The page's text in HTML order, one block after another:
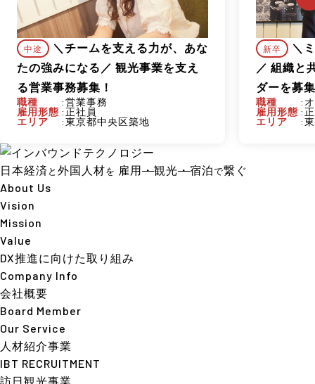
中途
＼チームを支える力が、あな
たの強みになる／ 観光事業を支え
る営業事務募集！
職種
営業事務
雇用形態 正社員
エリア
東京都中央区築地
新卒
＼
／ 組織と
ダーを募
職種
雇用形態
エリア
日本経済 と 外国人材を 雇用・観光・宿泊で繋ぐ
About Us
Vision
Mission
Value
DX推進に向けた取り組み
Company Info
会社概要
Board Member
Our Service
人材紹介事業
IBT RECRUITMENT
訪日観光事業